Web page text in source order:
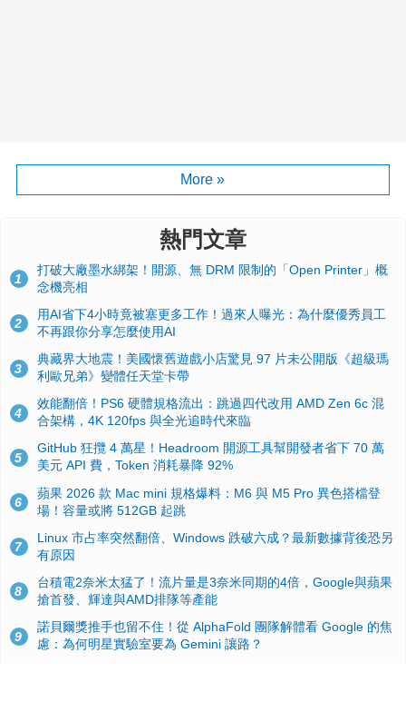
More »
熱門文章
1
打破大廠墨水綁架！開源、無 DRM 限制的「Open Printer」概
念機亮相
2
用AI省下4小時竟被塞更多工作！過來人曝光：為什麼優秀員工
不再跟你分享怎麼使用AI
3
典藏界大地震！美國懷舊遊戲小店驚見 97 片未公開版《超級瑪
利歐兄弟》變體任天堂卡帶
4
效能翻倍！PS6 硬體規格流出：跳過四代改用 AMD Zen 6c 混
合架構，4K 120fps 與全光追時代來臨
5
GitHub 狂攬 4 萬星！Headroom 開源工具幫開發者省下 70 萬
美元 API 費，Token 消耗暴降 92%
6
蘋果 2026 款 Mac mini 規格爆料：M6 與 M5 Pro 異色搭檔登
場！容量或將 512GB 起跳
7
Linux 市占率突然翻倍、Windows 跌破六成？最新數據背後恐另
有原因
8
台積電2奈米太猛了！流片量是3奈米同期的4倍，Google與蘋果
搶首發、輝達與AMD排隊等產能
9
諾貝爾獎推手也留不住！從 AlphaFold 團隊解體看 Google 的焦
慮：為何明星實驗室要為 Gemini 讓路？